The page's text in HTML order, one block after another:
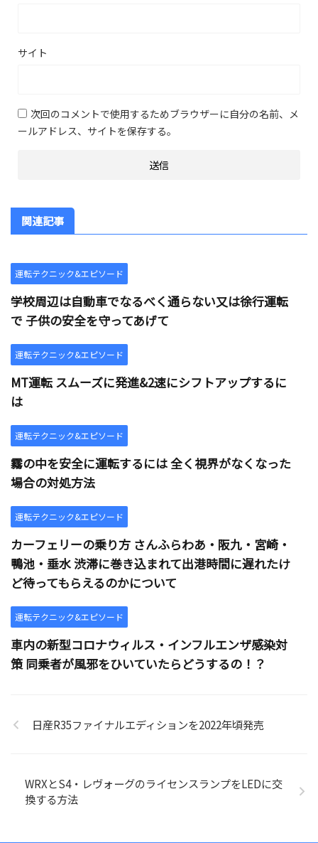
サイト
次回のコメントで使用するためブラウザーに自分の名前、メ
ールアドレス、サイトを保存する。
関連記事
運転テクニック&エピソード
学校周辺は自動車でなるべく通らない又は徐行運転
で 子供の安全を守ってあげて
運転テクニック&エピソード
MT運転 スムーズに発進&2速にシフトアップするに
は
運転テクニック&エピソード
霧の中を安全に運転するには 全く視界がなくなった
場合の対処方法
運転テクニック&エピソード
カーフェリーの乗り方 さんふらわあ・阪九・宮崎・
鴨池・垂水 渋滞に巻き込まれて出港時間に遅れたけ
ど待ってもらえるのかについて
運転テクニック&エピソード
車内の新型コロナウィルス・インフルエンザ感染対
策 同乗者が風邪をひいていたらどうするの！？
日産R35ファイナルエディションを2022年頃発売
WRXとS4・レヴォーグのライセンスランプをLEDに交
換する方法